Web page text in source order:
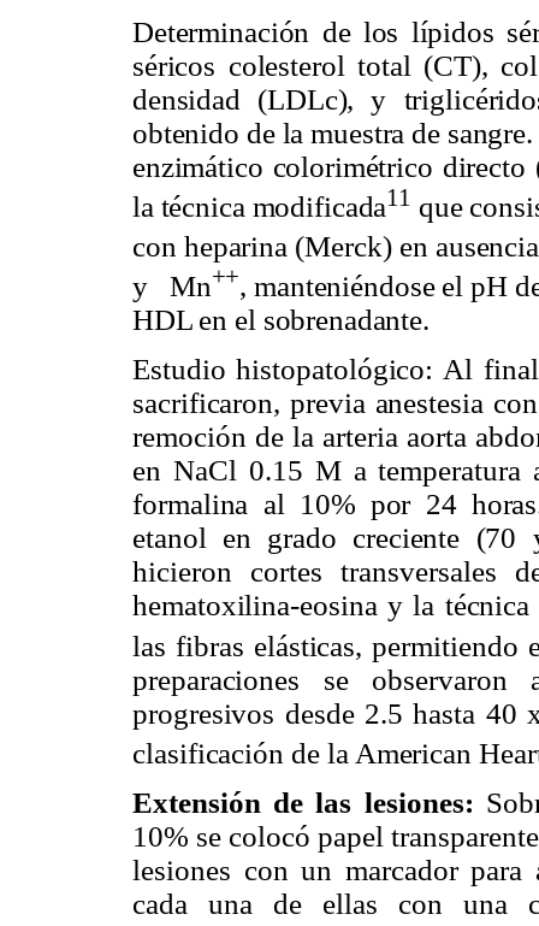
Determinación de los lípidos
séricos colesterol total (CT),
densidad (LDLc), y
obtenido de la muestra de
enzimático colorimétrico
la técnica modificada11 que
con heparina (Merck) en
y
Mn++, manteniéndose el pH
HDL en el sobrenadante.
Estudio histopatológico: Al
sacrificaron, previa anestesia
remoción de la arteria aorta
en NaCl 0.15 Ma temperatura
formalina al 10% por 24
etanol en grado creciente
hicieron cortes transversales
hematoxilina-eosina y la
las fibras elásticas,
preparaciones se
progresivos desde 2.5 hasta
clasificación de la American
Extensión de las lesiones:
10% se colocó papel
lesiones con un marcador
cada una de ellas con una